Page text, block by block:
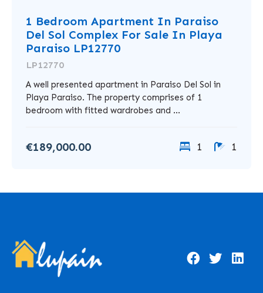
1 Bedroom Apartment In Paraiso
Del Sol Complex For Sale In Playa
Paraiso LP12770
LP12770
A well presented apartment in Paraiso Del Sol in
Playa Paraiso. The property comprises of 1
bedroom with fitted wardrobes and ...
€189,000.00 1 1